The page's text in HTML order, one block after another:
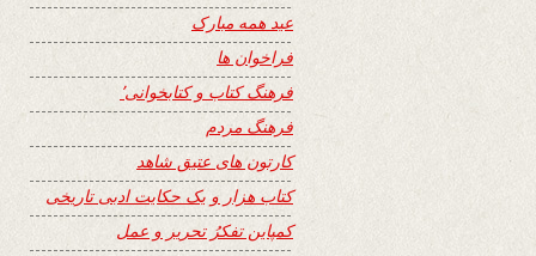
عید همه مبارک
فراخوان ها
فرهنگ کتاب و کتابخوانی٬
فرهنگ مردم
کارتون های عتیق شاهد
کتاب هزار و یک حکایت ادبی تاریخی
کمپاین تفکرُ تحریر و عمل